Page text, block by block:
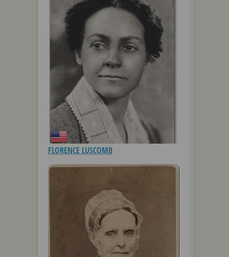
FLORENCE LUSCOMB